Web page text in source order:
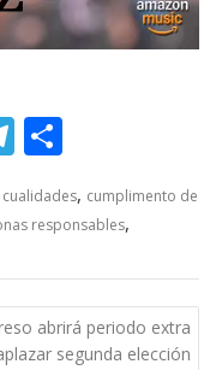
T
e
a
m
ar
cualidades, cumplimento de
responsables,
abrirá periodo extra
segunda elección